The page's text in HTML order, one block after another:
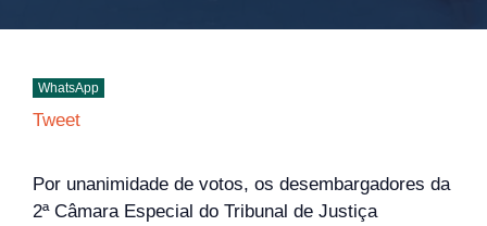
WhatsApp
Tweet
Por unanimidade de votos, os desembargadores da
2ª Câmara Especial do Tribunal de Justiça